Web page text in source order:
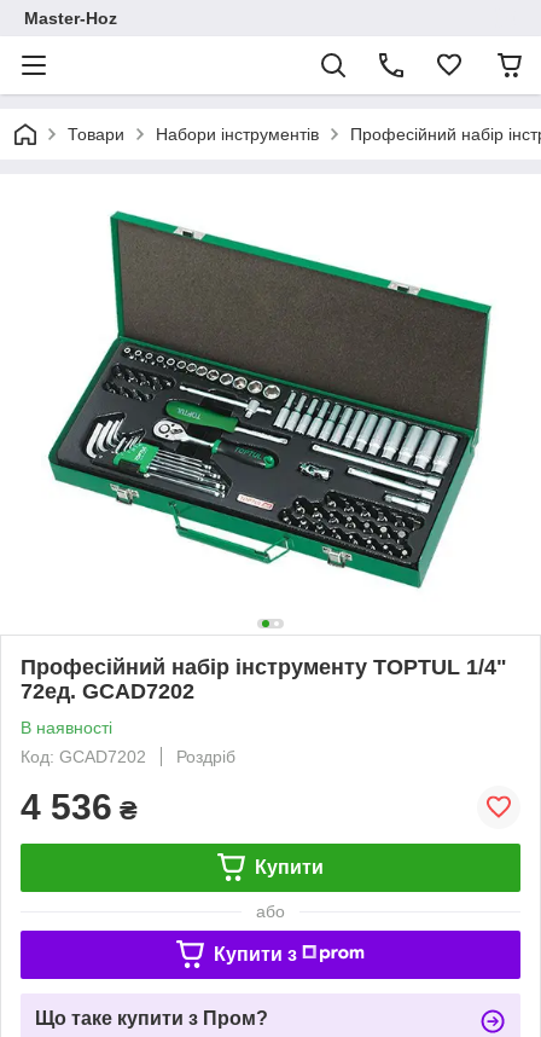
Master-Hoz
Товари Набори інструментів Професійний набір
Професійний набір інструменту TOPTUL 1/4"
72ед. GCAD7202
В наявності
Код: GCAD7202
Роздріб
4 536 ₴
Купити
або
Купити з
Що таке купити з Пром?